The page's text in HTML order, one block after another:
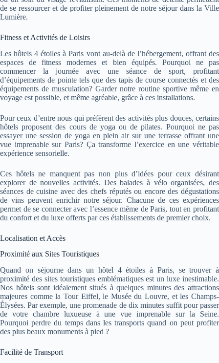
de se ressourcer et de profiter pleinement de notre séjour dans la Ville
Lumière.
Fitness et Activités de Loisirs
Les hôtels 4 étoiles à Paris vont au-delà de l’hébergement, offrant des
espaces de fitness modernes et bien équipés. Pourquoi ne pas
commencer la journée avec une séance de sport, profitant
d’équipements de pointe tels que des tapis de course connectés et des
équipements de musculation? Garder notre routine sportive même en
voyage est possible, et même agréable, grâce à ces installations.
Pour ceux d’entre nous qui préfèrent des activités plus douces, certains
hôtels proposent des cours de yoga ou de pilates. Pourquoi ne pas
essayer une session de yoga en plein air sur une terrasse offrant une
vue imprenable sur Paris? Ça transforme l’exercice en une véritable
expérience sensorielle.
Ces hôtels ne manquent pas non plus d’idées pour ceux désirant
explorer de nouvelles activités. Des balades à vélo organisées, des
séances de cuisine avec des chefs réputés ou encore des dégustations
de vins peuvent enrichir notre séjour. Chacune de ces expériences
permet de se connecter avec l’essence même de Paris, tout en profitant
du confort et du luxe offerts par ces établissements de premier choix.
Localisation et Accès
Proximité aux Sites Touristiques
Quand on séjourne dans un hôtel 4 étoiles à Paris, se trouver à
proximité des sites touristiques emblématiques est un luxe inestimable.
Nos hôtels sont idéalement situés à quelques minutes des attractions
majeures comme la Tour Eiffel, le Musée du Louvre, et les Champs-
Élysées. Par exemple, une promenade de dix minutes suffit pour passer
de votre chambre luxueuse à une vue imprenable sur la Seine.
Pourquoi perdre du temps dans les transports quand on peut profiter
des plus beaux monuments à pied ?
Facilité de Transport